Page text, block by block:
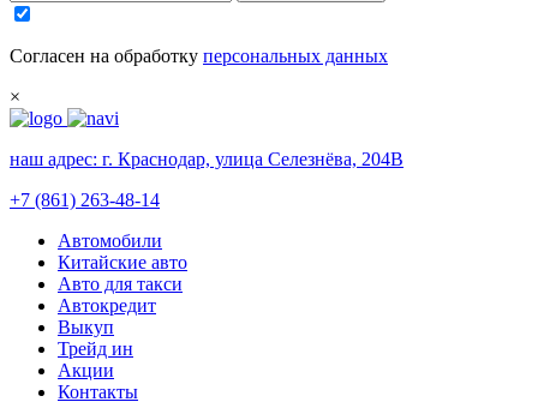
Согласен на обработку персональных данных
×
наш адрес: г. Краснодар, улица Селезнёва, 204В
+7 (861) 263-48-14
Автомобили
Китайские авто
Авто для такси
Автокредит
Выкуп
Трейд ин
Акции
Контакты